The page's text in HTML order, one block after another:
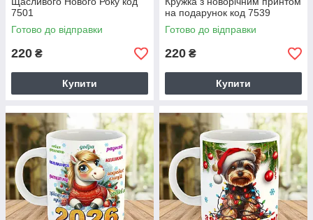
7501
Готово до відправки
220 ₴
Купити
на подарунок код 7539
Готово до відправки
220 ₴
Купити